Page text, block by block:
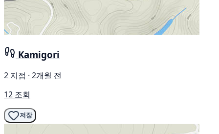
Kamigori
2 지점 · 2개월 전
12 조회
저장